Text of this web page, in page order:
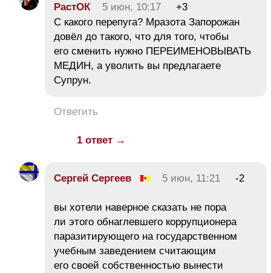
РастОК 5 июн, 10:17
+3
С какого перепуга? Мразота Запорожан
довёл до такого, что для того, чтобы
его сменить нужно ПЕРЕИМЕНОВЫВАТЬ
МЕДИН, а уволить вы предлагаете
Супрун.
Ответить
1 ответ →
Сергей Сергеев 5 июн, 11:21 -2
вы хотели наверное сказать не пора
ли этого обнаглевшего коррупционера
паразитирующего на государственном
учебным заведением считающим
его своей собственностью вынести